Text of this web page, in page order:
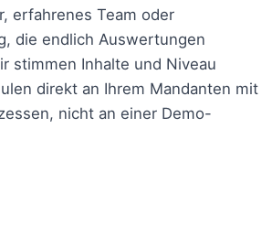
erfahrenes Team oder
die endlich Auswertungen
stimmen Inhalte und Niveau
direkt an Ihrem Mandanten mit
nicht an einer Demo-